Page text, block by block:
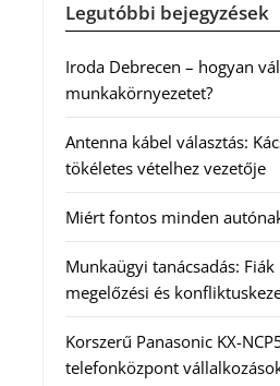
Legutóbbi bejegyzések
Iroda Debrecen – hogyan
munkakörnyezetet?
Antenna kábel választás:
tökéletes vételhez vezetője
Miért fontos minden
Munkaügyi tanácsadás:
megelőzési és
Korszerű Panasonic KX-
telefonközpont